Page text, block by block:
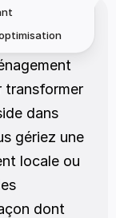
transformer
dans
gériez une
locale ou
dont